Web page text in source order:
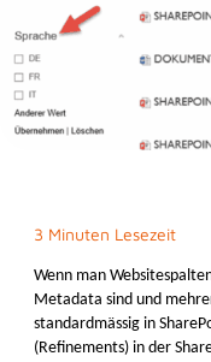
3 Minuten Lesezeit
Wenn man
Metadata sind und
standardmässig in
(Refinements) in der